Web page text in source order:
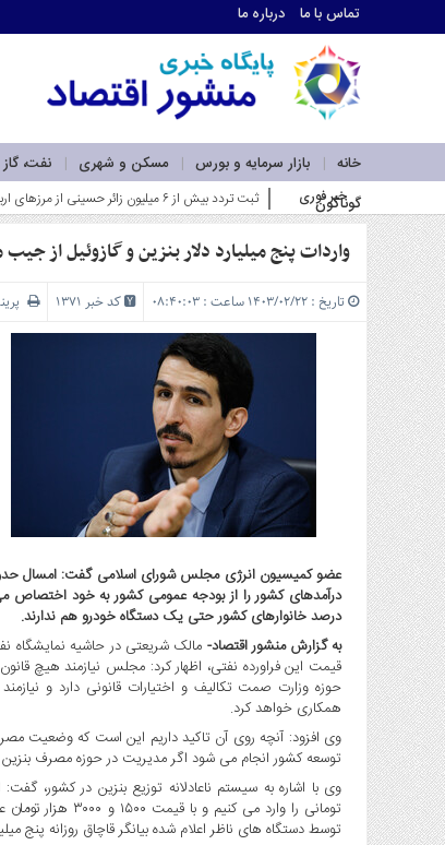
تماس با ما درباره ما
خانه بازار سرمایه و بورس مسکن و شهری نفت،
گوناگون
ما
درباره
سرویس
ها
خانه
بازار
سرمایه
و
بورس
مسکن
و
شهری
نفت،
گاز
و
پتروشیمی
صنعت
و
خودرو
استارت
آپ
و
فن
آوری
بانک
،
بیمه
خبر فوری ثبت تردد بیش از ۶ میلیون زائر حسینی از مرزهای اربعینی کشور در سفرهای رفت و برگشت_
واردات پنج میلیارد دلار بنزین و گازوئیل از
تاریخ : ۱۴۰۳/۰۲/۲۲ ساعت : ۰۸:۴۰:۰۳ کد خبر 1371
عضو کمیسیون انرژی مجلس شورای اسلامی گفت: امسال حدود
درصد خانوارهای کشور حتی یک دستگاه خودرو هم ندارند.
به گزارش منشور اقتصاد- مالک شریعتی در حاشیه نمایشگاه
قیمت این فراورده نفتی، اظهار کرد: مجلس نیازمند
حوزه وزارت صمت تکالیف و اختیارات قانونی دارد و
همکاری خواهد کرد.
وی افزود: آنچه روی آن تاکید داریم این است که وضعیت
توسعه کشور انجام می شود اگر مدیریت در حوزه مصرف
تومانی را وارد
توسط دستگاه های ناظر اعلام شده بیانگر قاچاق روزانه پنج میلیون لیتر بنزین و ۱۰